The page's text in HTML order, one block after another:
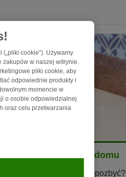
Myszy w domu
Jak się ich pozbyć?
cookie”). Używamy
w naszej witrynie.
pliki cookie, aby
odpowiednie produkty i
momencie w
o osobie odpowiedzialnej
oraz celu przetwarzania